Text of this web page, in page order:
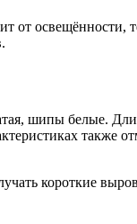
от
шипы белые.
также
короткие